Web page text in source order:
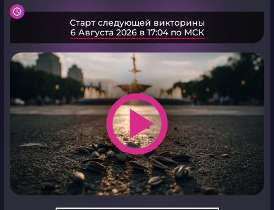
Старт следующей викторины
6 Августа 2026 в 17:04 по МСК
play_arrow